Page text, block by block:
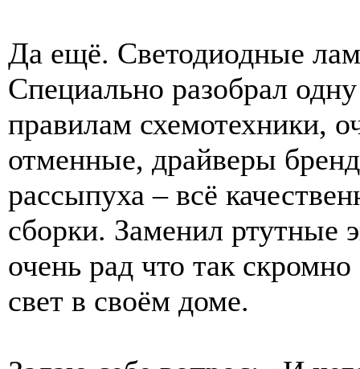
Да ещё. Светодиодные
Специально разобрал
правилам схемотехники,
отменные, драйверы
рассыпуха – всё
сборки. Заменил ртутные
очень рад что так
свет в своём доме.